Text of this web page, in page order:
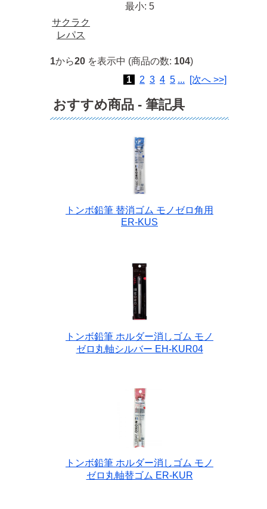
最小: 5
サクラク
レパス
1から20 を表示中 (商品の数: 104)
1
2 3 4 5 ... [次へ >>]
おすすめ商品 - 筆記具
トンボ鉛筆 替消ゴム モノゼロ角用
ER-KUS
トンボ鉛筆 ホルダー消しゴム モノ
ゼロ丸軸シルバー EH-KUR04
トンボ鉛筆 ホルダー消しゴム モノ
ゼロ丸軸替ゴム ER-KUR